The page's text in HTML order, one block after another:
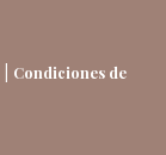
Condiciones de